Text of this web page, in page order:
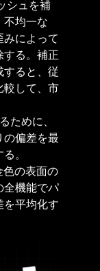
シュを補
不均一な
みによって
する。補正
すると、従
較して、市
ために、
の偏差を最
。
色の表面の
全機能でパ
を平均化す